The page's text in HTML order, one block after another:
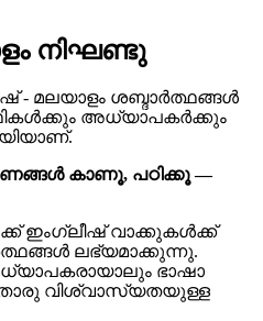
നിഘണ്ടു
- മലയാളം ശബ്ദാർത്ഥങ്ങൾ
അധ്യാപകർക്കും
കാണൂ, പഠിക്കൂ —
ഇംഗ്ലീഷ് വാക്കുകൾക്ക്
ലഭ്യമാക്കുന്നു.
ഭാഷാ
വിശ്വാസ്യതയുള്ള